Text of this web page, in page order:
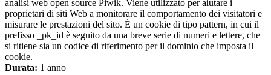
analisi web open source Piwik. Viene utilizzato per aiutare i
proprietari di siti Web a monitorare il comportamento dei visitatori e
misurare le prestazioni del sito. È un cookie di tipo pattern, in cui il
prefisso _pk_id è seguito da una breve serie di numeri e lettere, che
si ritiene sia un codice di riferimento per il dominio che imposta il
cookie.
Durata: 1 anno